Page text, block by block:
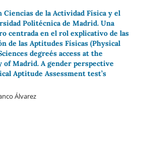
Ciencias de la Actividad Física y el
Politécnica de Madrid. Una
centrada en el rol explicativo de las
de las Aptitudes Físicas (Physical
degree´s access at the
Madrid. A gender perspective
Aptitude Assessment test’s
Álvarez